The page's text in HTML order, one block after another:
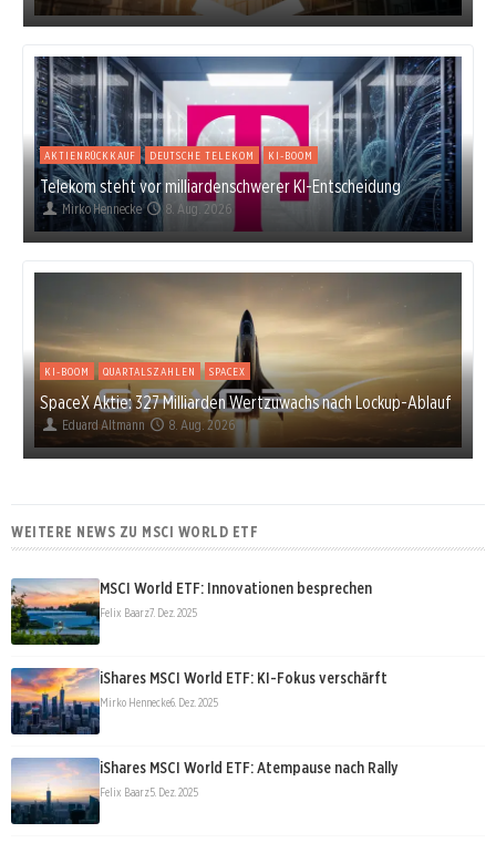
AKTIENRÜCKKAUF DEUTSCHE TELEKOM KI-BOOM
Telekom steht vor milliardenschwerer KI-Entscheidung
Mirko Hennecke 8. Aug. 2026
KI-BOOM QUARTALSZAHLEN SPACEX
SpaceX Aktie: 327 Milliarden Wertzuwachs nach Lockup-Ablauf
Eduard Altmann 8. Aug. 2026
WEITERE NEWS ZU MSCI WORLD ETF
MSCI World ETF: Innovationen besprechen
Felix Baarz7. Dez. 2025
iShares MSCI World ETF: KI-Fokus verschärft
Mirko Hennecke6. Dez. 2025
iShares MSCI World ETF: Atempause nach Rally
Felix Baarz5. Dez. 2025